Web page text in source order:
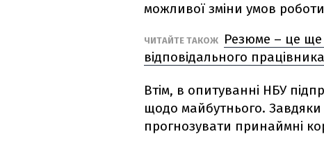
можливої зміни умов
ЧИТАЙТЕ ТАКОЖ
Резюме – це ще
відповідального працівника
Втім, в опитуванні НБУ
щодо майбутнього. Завдяки
прогнозувати принаймні